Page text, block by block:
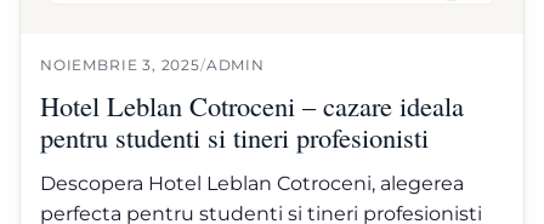
NOIEMBRIE 3, 2025/ADMIN
Hotel Leblan Cotroceni – cazare ideala
pentru studenti si tineri profesionisti
Descopera Hotel Leblan Cotroceni, alegerea
perfecta pentru studenti si tineri profesionisti